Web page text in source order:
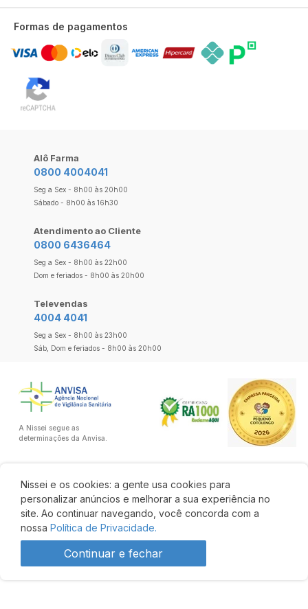
R$ 5,50
Nissei e os cookies: a gente usa cookies para
personalizar anúncios e melhorar a sua experiência no
site. Ao continuar navegando, você concorda com a
nossa Política de Privacidade.
Continuar e fechar
Formas de pagamentos
Alô Farma
0800 4004041
Seg a Sex - 8h00 às 20h00
Sábado - 8h00 às 16h30
Atendimento ao Cliente
0800 6436464
Seg a Sex - 8h00 às 22h00
Dom e feriados - 8h00 às 20h00
Televendas
4004 4041
Seg a Sex - 8h00 às 23h00
Sáb, Dom e feriados - 8h00 às 20h00
A Nissei segue as
determinações da Anvisa.